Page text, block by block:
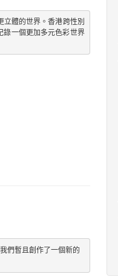
體的世界。香港跨性別
錄一個更加多元色彩世界
們暫且創作了一個新的